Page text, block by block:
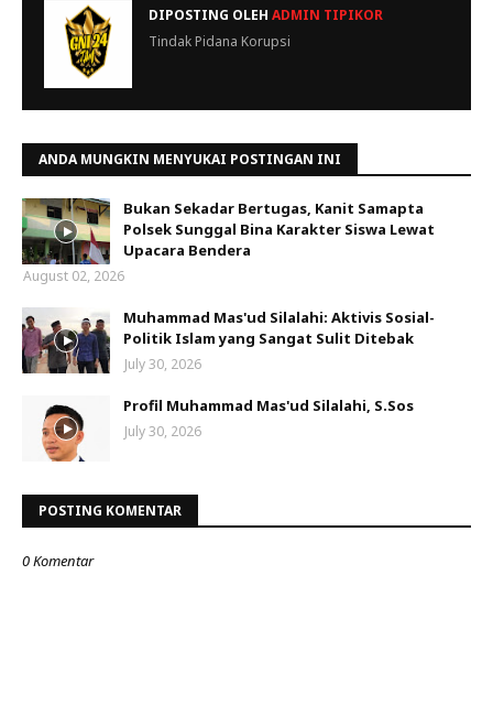
DIPOSTING OLEH ADMIN TIPIKOR
Tindak Pidana Korupsi
ANDA MUNGKIN MENYUKAI POSTINGAN INI
Bukan Sekadar Bertugas, Kanit Samapta
Polsek Sunggal Bina Karakter Siswa Lewat
Upacara Bendera
August 02, 2026
Muhammad Mas'ud Silalahi: Aktivis Sosial-
Politik Islam yang Sangat Sulit Ditebak
July 30, 2026
Profil Muhammad Mas'ud Silalahi, S.Sos
July 30, 2026
POSTING KOMENTAR
0 Komentar